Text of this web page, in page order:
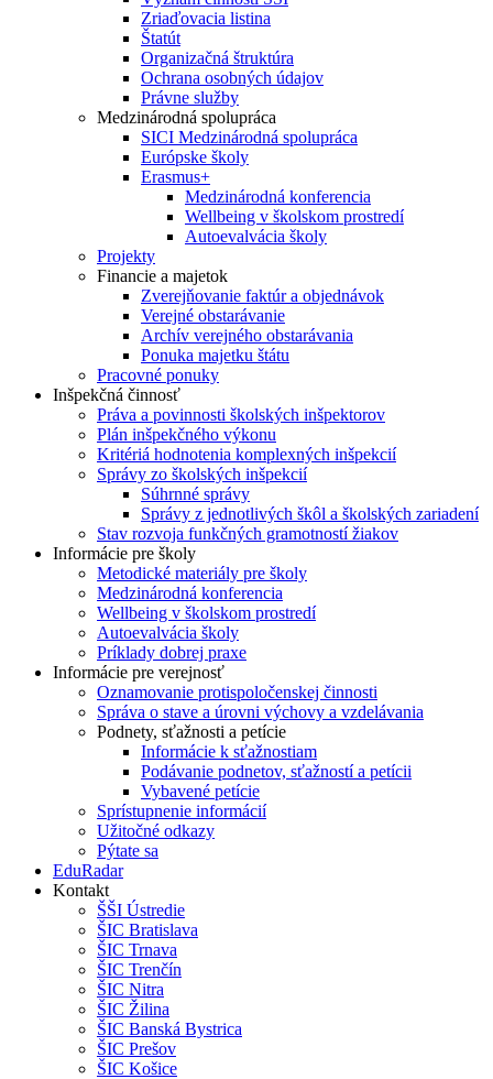
Zriaďovacia listina
Štatút
Organizačná štruktúra
Ochrana osobných údajov
Právne služby
Medzinárodná spolupráca
SICI Medzinárodná spolupráca
Európske školy
Erasmus+
Medzinárodná konferencia
Wellbeing v školskom prostredí
Autoevalvácia školy
Projekty
Financie a majetok
Zverejňovanie faktúr a objednávok
Verejné obstarávanie
Archív verejného obstarávania
Ponuka majetku štátu
Pracovné ponuky
Inšpekčná činnosť
Práva a povinnosti školských inšpektorov
Plán inšpekčného výkonu
Kritériá hodnotenia komplexných inšpekcií
Správy zo školských inšpekcií
Súhrnné správy
Správy z jednotlivých škôl a školských zariadení
Stav rozvoja funkčných gramotností žiakov
Informácie pre školy
Metodické materiály pre školy
Medzinárodná konferencia
Wellbeing v školskom prostredí
Autoevalvácia školy
Príklady dobrej praxe
Informácie pre verejnosť
Oznamovanie protispoločenskej činnosti
Správa o stave a úrovni výchovy a vzdelávania
Podnety, sťažnosti a petície
Informácie k sťažnostiam
Podávanie podnetov, sťažností a petícii
Vybavené petície
Sprístupnenie informácií
Užitočné odkazy
Pýtate sa
EduRadar
Kontakt
ŠŠI Ústredie
ŠIC Bratislava
ŠIC Trnava
ŠIC Trenčín
ŠIC Nitra
ŠIC Žilina
ŠIC Banská Bystrica
ŠIC Prešov
ŠIC Košice